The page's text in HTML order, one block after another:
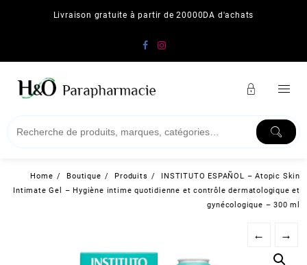
Livraison gratuite à partir de 20000DA d'achats
Home Boutique Produits
INSTITUTO ESPAÑOL – Atopic Skin
Intimate Gel – Hygiène intime quotidienne et contrôle dermatologique et
gynécologique – 300 ml
← →